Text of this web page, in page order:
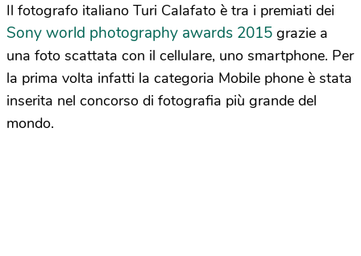
Il fotografo italiano Turi Calafato è tra i premiati dei
Sony world photography awards 2015 grazie a
una foto scattata con il cellulare, uno smartphone. Per
la prima volta infatti la categoria Mobile phone è stata
inserita nel concorso di fotografia più grande del
mondo.